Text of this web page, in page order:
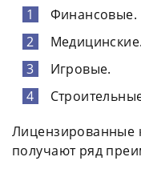
Финансовые.
Медицинские.
Игровые.
Лицензированные
получают ряд